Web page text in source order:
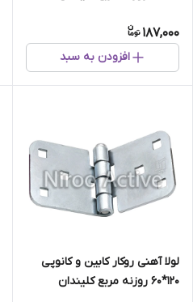
187,000
افزودن به سبد
لولا آهنی روکار کابین و کانوپی
۱۲۰*۶۰ روزنه مربع کلیندان